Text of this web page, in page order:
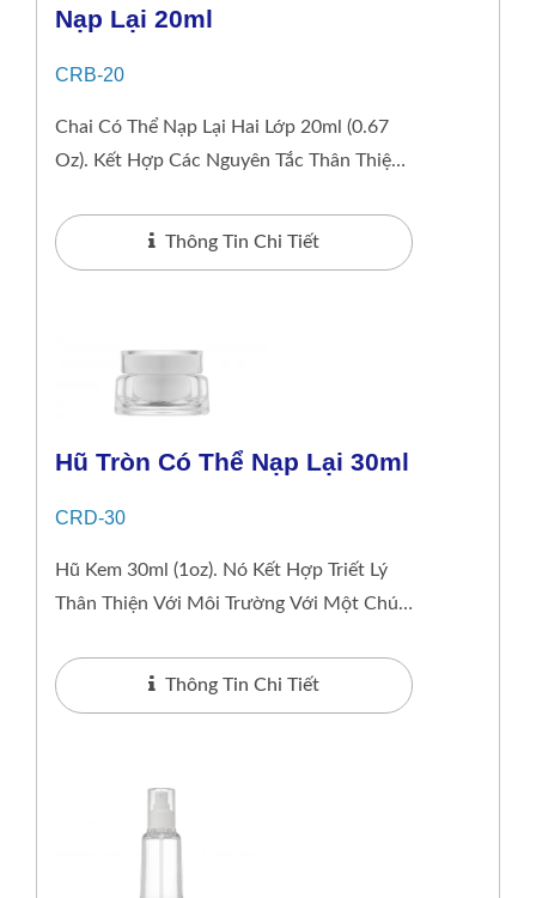
Nạp Lại 20ml
CRB-20
Chai Có Thể Nạp Lại Hai Lớp 20ml (0.67
Oz). Kết Hợp Các Nguyên Tắc Thân Thiện
Trọng,...
Thông Tin Chi Tiết
Hũ Tròn Có Thể Nạp Lại 30ml
CRD-30
Hũ Kem 30ml (1oz). Nó Kết Hợp Triết Lý
Thân Thiện Với Môi Trường Với Một Chút
Có Thể...
Thông Tin Chi Tiết